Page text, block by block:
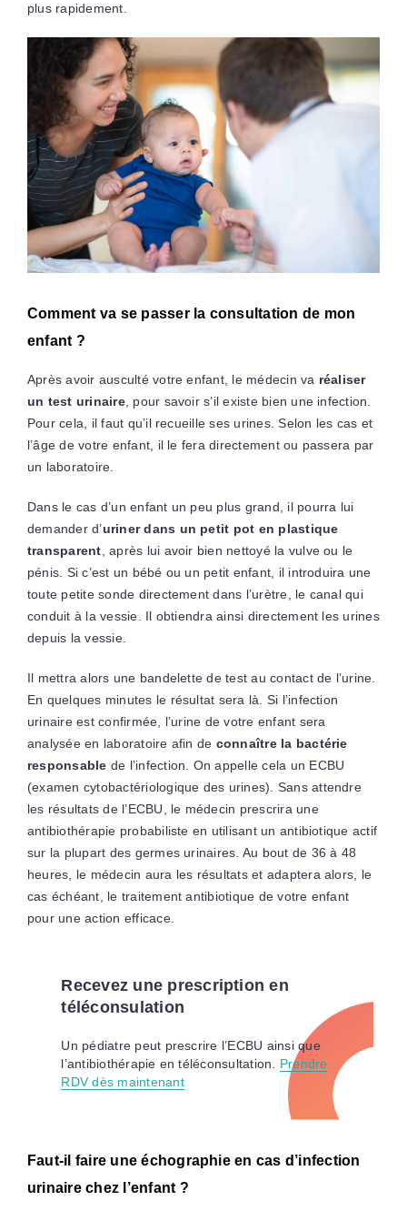
plus rapidement.
Comment va se passer la consultation de mon
enfant ?
Après avoir ausculté votre enfant, le médecin va réaliser
un test urinaire, pour savoir s’il existe bien une infection.
Pour cela, il faut qu’il recueille ses urines. Selon les cas et
l’âge de votre enfant, il le fera directement ou passera par
un laboratoire.
Dans le cas d’un enfant un peu plus grand, il pourra lui
demander d’uriner dans un petit pot en plastique
transparent , après lui avoir bien nettoyé la vulve ou le
pénis. Si c’est un bébé ou un petit enfant, il introduira une
toute petite sonde directement dans l’urètre, le canal qui
conduit à la vessie. Il obtiendra ainsi directement les urines
depuis la vessie.
Il mettra alors une bandelette de test au contact de l’urine.
En quelques minutes le résultat sera là. Si l’infection
urinaire est confirmée, l’urine de votre enfant sera
analysée en laboratoire afin de connaître la bactérie
responsable de l’infection. On appelle cela un ECBU
(examen cytobactériologique des urines). Sans attendre
les résultats de l’ECBU, le médecin prescrira une
antibiothérapie probabiliste en utilisant un antibiotique actif
sur la plupart des germes urinaires. Au bout de 36 à 48
heures, le médecin aura les résultats et adaptera alors, le
cas échéant, le traitement antibiotique de votre enfant
pour une action efficace.
Recevez une prescription en
téléconsulation
Un pédiatre peut prescrire l’ECBU ainsi que
l’antibiothérapie en téléconsultation. Prendre
RDV dès maintenant
Faut-il faire une échographie en cas d’infection
urinaire chez l’enfant ?